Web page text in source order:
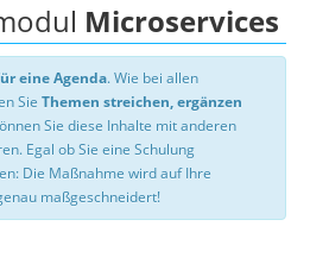
Microservices
eine Agenda. Wie bei allen
Sie Themen streichen, ergänzen
Sie diese Inhalte mit anderen
Egal ob Sie eine Schulung
Die Maßnahme wird auf Ihre
maßgeschneidert!